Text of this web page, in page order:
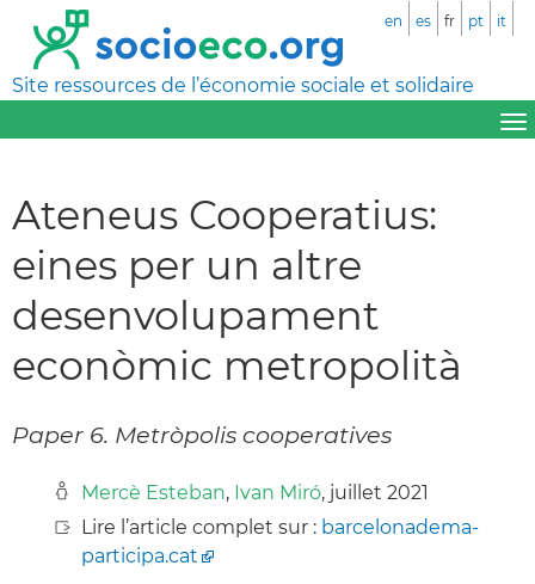
Site ressources de l’économie sociale et solidaire
en es fr pt it
Ateneus Cooperatius:
eines per un altre
desenvolupament
econòmic metropolità
Paper 6. Metròpolis cooperatives
Mercè Esteban, Ivan Miró, juillet 2021
Lire l’article complet sur : barcelonadema-
participa.cat